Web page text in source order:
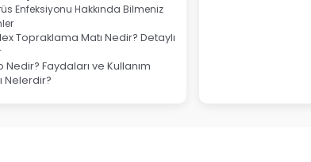
Enfeksiyonu Hakkında Bilmeniz
Topraklama Matı Nedir? Detaylı
Nedir? Faydaları ve Kullanım
Nelerdir?